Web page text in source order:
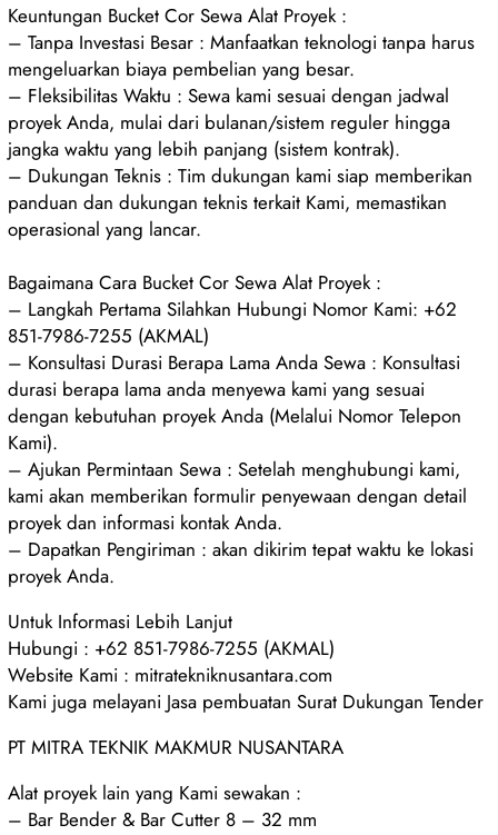
Keuntungan Bucket Cor Sewa Alat Proyek :
– Tanpa Investasi Besar : Manfaatkan teknologi tanpa harus
mengeluarkan biaya pembelian yang besar.
– Fleksibilitas Waktu : Sewa kami sesuai dengan jadwal
proyek Anda, mulai dari bulanan/sistem reguler hingga
jangka waktu yang lebih panjang (sistem kontrak).
– Dukungan Teknis : Tim dukungan kami siap memberikan
panduan dan dukungan teknis terkait Kami, memastikan
operasional yang lancar.
Bagaimana Cara Bucket Cor Sewa Alat Proyek :
– Langkah Pertama Silahkan Hubungi Nomor Kami: +62
851-7986-7255 (AKMAL)
– Konsultasi Durasi Berapa Lama Anda Sewa : Konsultasi
durasi berapa lama anda menyewa kami yang sesuai
dengan kebutuhan proyek Anda (Melalui Nomor Telepon
Kami).
– Ajukan Permintaan Sewa : Setelah menghubungi kami,
kami akan memberikan formulir penyewaan dengan detail
proyek dan informasi kontak Anda.
– Dapatkan Pengiriman : akan dikirim tepat waktu ke lokasi
proyek Anda.
Untuk Informasi Lebih Lanjut
Hubungi : +62 851-7986-7255 (AKMAL)
Website Kami : mitratekniknusantara.com
Kami juga melayani Jasa pembuatan Surat Dukungan Tender
PT MITRA TEKNIK MAKMUR NUSANTARA
Alat proyek lain yang Kami sewakan :
– Bar Bender & Bar Cutter 8 – 32 mm